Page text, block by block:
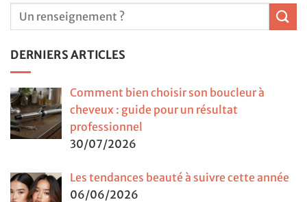
DERNIERS ARTICLES
Comment bien choisir son boucleur à
cheveux : guide pour un résultat
professionnel
30/07/2026
Les tendances beauté à suivre cette année
06/06/2026